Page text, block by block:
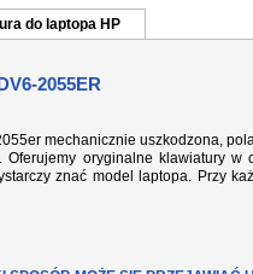
do laptopa HP
2055ER
mechanicznie uszkodzona,
oryginalne klawiatury
znać model laptopa. Przy